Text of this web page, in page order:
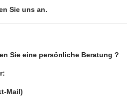
Sie uns an.
Sie eine persönliche Beratung ?
Mail)